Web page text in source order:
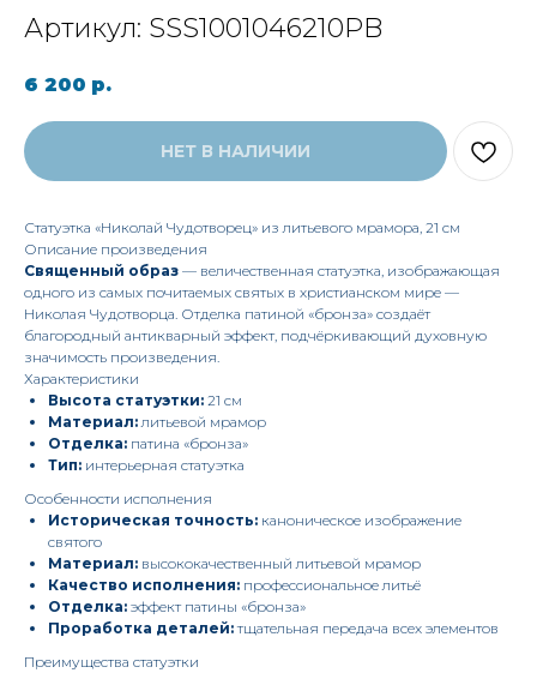
Артикул: SSS1001046210PB
6 200 р.
НЕТ В НАЛИЧИИ
Статуэтка «Николай Чудотворец» из литьевого мрамора, 21 см
Описание произведения
Священный образ — величественная статуэтка, изображающая
одного из самых почитаемых святых в христианском мире —
Николая Чудотворца. Отделка патиной «бронза» создаёт
благородный антикварный эффект, подчёркивающий духовную
значимость произведения.
Характеристики
Высота статуэтки: 21 см
Материал:литьевой мрамор
Отделка: патина «бронза»
Тип: интерьерная статуэтка
Особенности исполнения
Историческая точность: каноническое изображение
святого
Материал: высококачественный литьевой мрамор
Качество исполнения: профессиональное литьё
Отделка: эффект патины «бронза»
Проработка деталей:тщательная передача всех элементов
Преимущества статуэтки